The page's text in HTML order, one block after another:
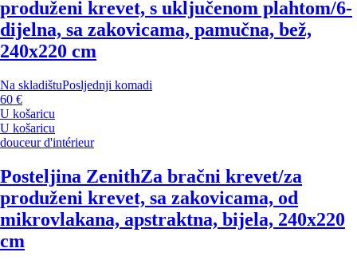
produženi krevet, s uključenom plahtom/6-
dijelna, sa zakovicama, pamučna, bež,
240x220 cm
Na skladištuPosljednji komadi
60 €
U košaricu
U košaricu
douceur d'intérieur
Posteljina ZenithZa bračni krevet/za
produženi krevet, sa zakovicama, od
mikrovlakana, apstraktna, bijela, 240x220
cm